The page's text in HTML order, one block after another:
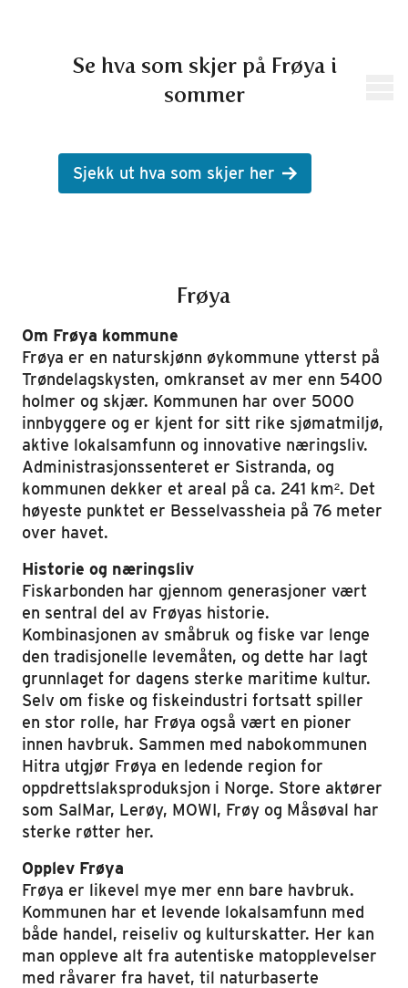
Se hva som skjer på Frøya i
sommer
Sjekk ut hva som skjer her
Frøya
Om Frøya kommune
Frøya er en naturskjønn øykommune ytterst på
Trøndelagskysten, omkranset av mer enn 5400
holmer og skjær. Kommunen har over 5000
innbyggere og er kjent for sitt rike sjømatmiljø,
aktive lokalsamfunn og innovative næringsliv.
Administrasjonssenteret er Sistranda, og
kommunen dekker et areal på ca. 241 km². Det
høyeste punktet er Besselvassheia på 76 meter
over havet.
Historie og næringsliv
Fiskarbonden har gjennom generasjoner vært
en sentral del av Frøyas historie.
Kombinasjonen av småbruk og fiske var lenge
den tradisjonelle levemåten, og dette har lagt
grunnlaget for dagens sterke maritime kultur.
Selv om fiske og fiskeindustri fortsatt spiller
en stor rolle, har Frøya også vært en pioner
innen havbruk. Sammen med nabokommunen
Hitra utgjør Frøya en ledende region for
oppdrettslaksproduksjon i Norge. Store aktører
som SalMar, Lerøy, MOWI, Frøy og Måsøval har
sterke røtter her.
Opplev Frøya
Frøya er likevel mye mer enn bare havbruk.
Kommunen har et levende lokalsamfunn med
både handel, reiseliv og kulturskatter. Her kan
man oppleve alt fra autentiske matopplevelser
med råvarer fra havet, til naturbaserte